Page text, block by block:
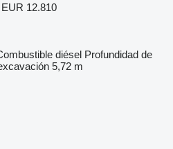
12.810
diésel Profundidad de
5,72 m